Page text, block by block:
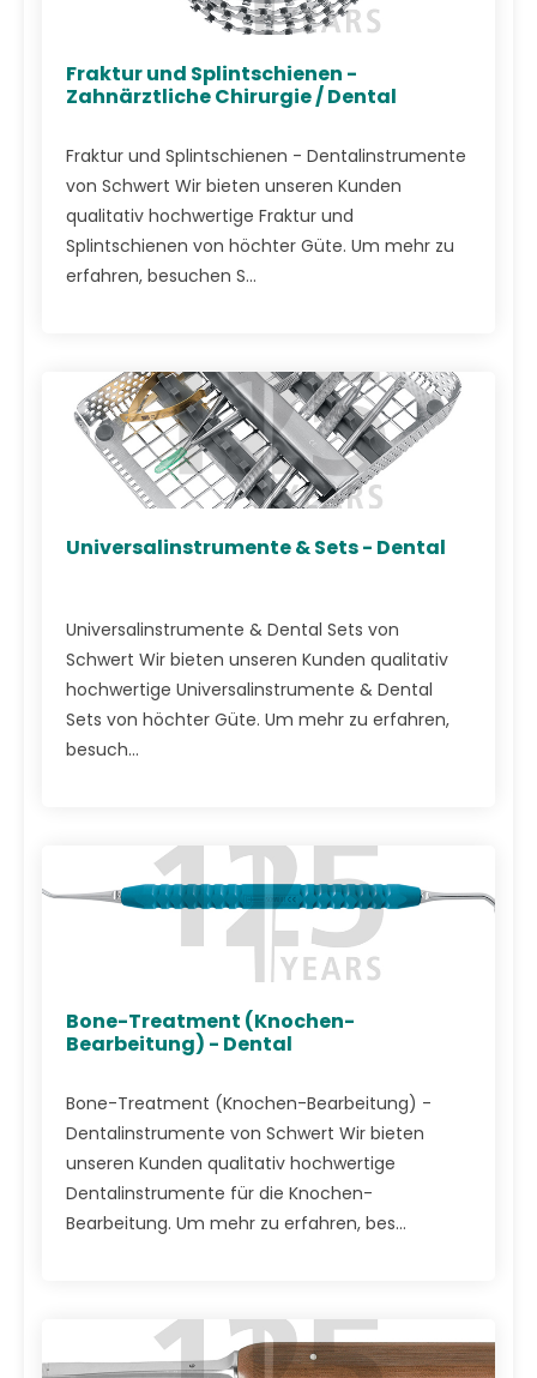
Fraktur und Splintschienen -
Zahnärztliche Chirurgie / Dental
Fraktur und Splintschienen - Dentalinstrumente
von Schwert Wir bieten unseren Kunden
qualitativ hochwertige Fraktur und
Splintschienen von höchter Güte. Um mehr zu
erfahren, besuchen S...
Universalinstrumente & Sets - Dental
Universalinstrumente & Dental Sets von
Schwert Wir bieten unseren Kunden qualitativ
hochwertige Universalinstrumente & Dental
Sets von höchter Güte. Um mehr zu erfahren,
besuch...
Bone-Treatment (Knochen-
Bearbeitung) - Dental
Bone-Treatment (Knochen-Bearbeitung) -
Dentalinstrumente von Schwert Wir bieten
unseren Kunden qualitativ hochwertige
Dentalinstrumente für die Knochen-
Bearbeitung. Um mehr zu erfahren, bes...